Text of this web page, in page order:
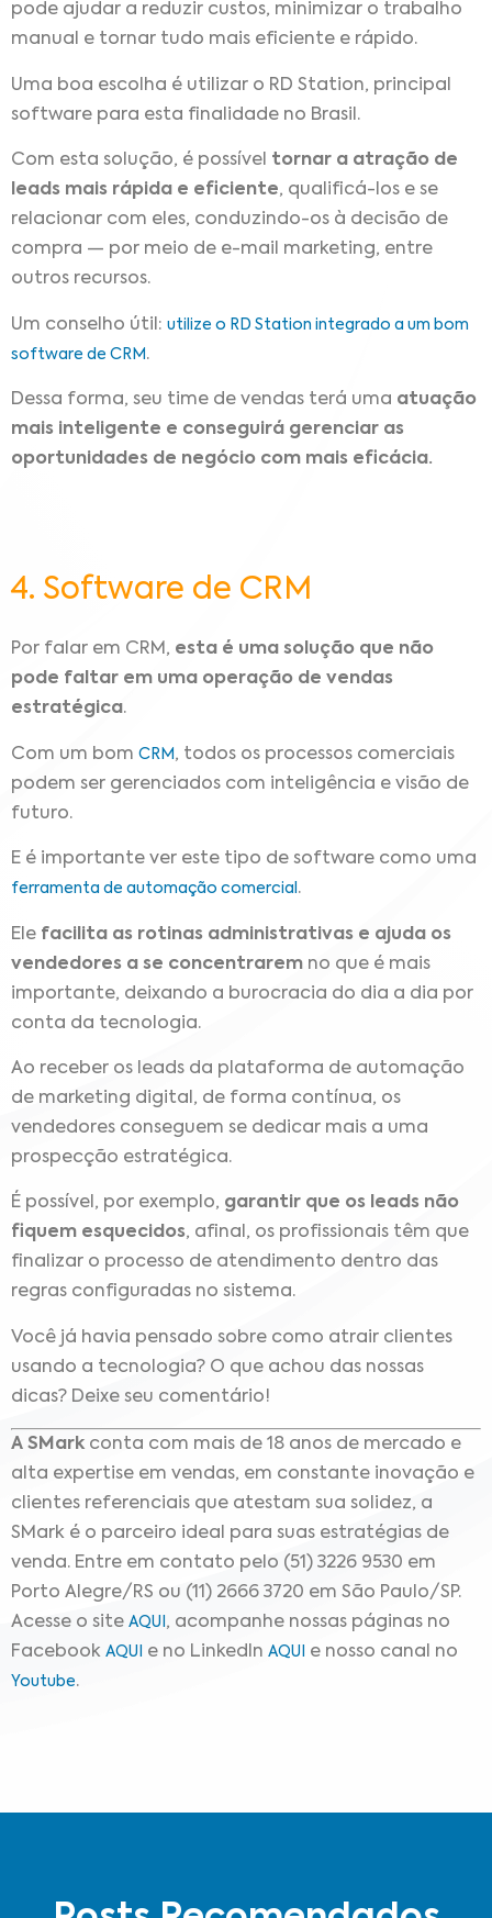
pode ajudar a reduzir custos, minimizar o trabalho
manual e tornar tudo mais eficiente e rápido.
Uma boa escolha é utilizar o RD Station, principal
software para esta finalidade no Brasil.
Com esta solução, é possível tornar a atração de
leads mais rápida e eficiente, qualificá-los e se
relacionar com eles, conduzindo-os à decisão de
compra — por meio de e-mail marketing, entre
outros recursos.
Um conselho útil: utilize o RD Station integrado a um bom
software de CRM .
Dessa forma, seu time de vendas terá uma atuação
mais inteligente e conseguirá gerenciar as
oportunidades de negócio com mais eficácia.
4. Software de CRM
Por falar em CRM, esta é uma solução que não
pode faltar em uma operação de vendas
estratégica.
Com um bom CRM , todos os processos comerciais
podem ser gerenciados com inteligência e visão de
futuro.
E é importante ver este tipo de software como uma
ferramenta de automação comercial .
Ele facilita as rotinas administrativas e ajuda os
vendedores a se concentrarem no que é mais
importante, deixando a burocracia do dia a dia por
conta da tecnologia.
Ao receber os leads da plataforma de automação
de marketing digital, de forma contínua, os
vendedores conseguem se dedicar mais a uma
prospecção estratégica.
É possível, por exemplo, garantir que os leads não
fiquem esquecidos, afinal, os profissionais têm que
finalizar o processo de atendimento dentro das
regras configuradas no sistema.
Você já havia pensado sobre como atrair clientes
usando a tecnologia? O que achou das nossas
dicas? Deixe seu comentário!
A SMark conta com mais de 18 anos de mercado e
alta expertise em vendas, em constante inovação e
clientes referenciais que atestam sua solidez, a
SMark é o parceiro ideal para suas estratégias de
venda. Entre em contato pelo (51) 3226 9530 em
Porto Alegre/RS ou (11) 2666 3720 em São Paulo/SP.
Acesse o site AQUI , acompanhe nossas páginas no
Facebook AQUI e no LinkedIn AQUI e nosso canal no
Youtube.